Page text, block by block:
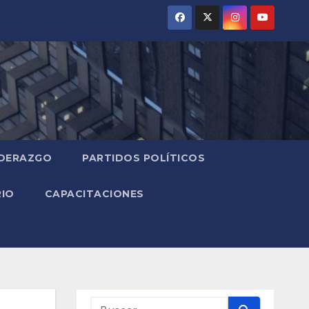
PARTIDOS POLÍTICOS
CAPACITACIONES